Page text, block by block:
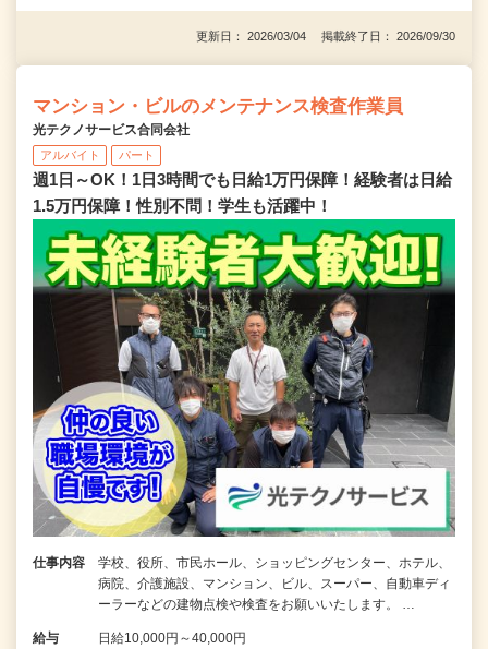
更新日： 2026/03/04 掲載終了日： 2026/09/30
マンション・ビルのメンテナンス検査作業員
光テクノサービス合同会社
アルバイト パート
週1日～OK！1日3時間でも日給1万円保障！経験者は日給
1.5万円保障！性別不問！学生も活躍中！
仕事内容
学校、役所、市民ホール、ショッピングセンター、ホテル、
病院、介護施設、マンション、ビル、スーパー、自動車ディ
ーラーなどの建物点検や検査をお願いいたします。 …
給与 日給10,000円～40,000円